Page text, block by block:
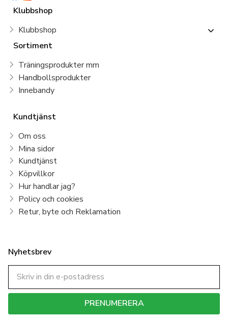
Klubbshop
Klubbshop
Sortiment
Träningsprodukter mm
Handbollsprodukter
Innebandy
Kundtjänst
Om oss
Mina sidor
Kundtjänst
Köpvillkor
Hur handlar jag?
Policy och cookies
Retur, byte och Reklamation
Nyhetsbrev
PRENUMERERA